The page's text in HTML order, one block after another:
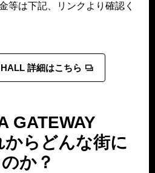
等は下記、リンクより確認く
詳細はこちら
GATEWAY
からどんな街に
か？